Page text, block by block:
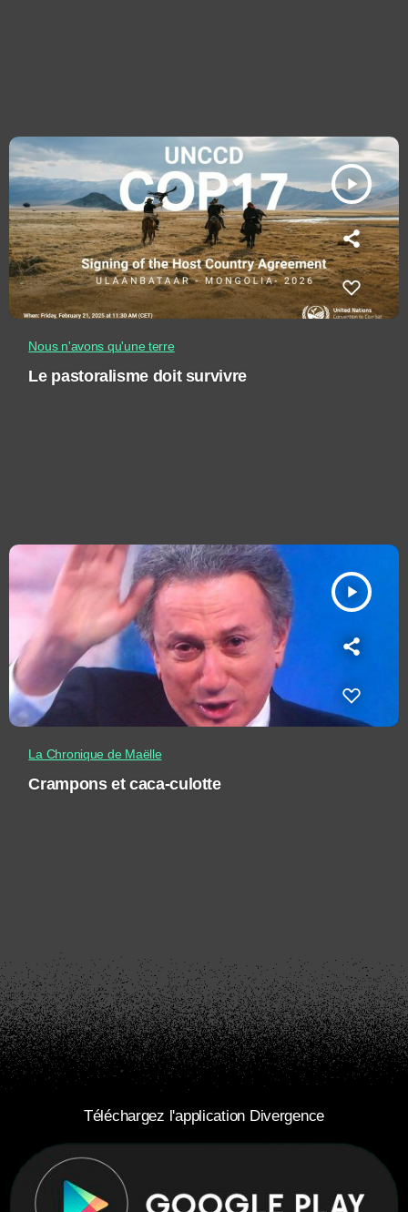
play_arrow
Nous n'avons qu'une terre
Le pastoralisme doit survivre
play_arrow
La Chronique de Maëlle
Crampons et caca-culotte
Téléchargez l'application Divergence